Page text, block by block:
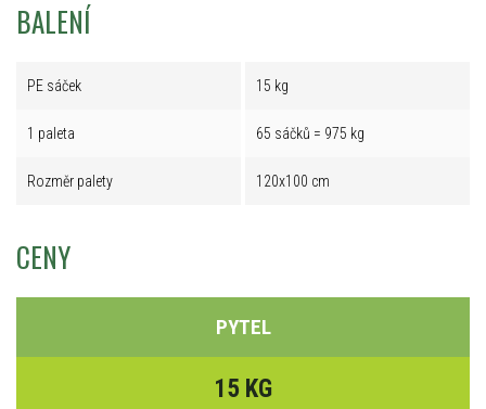
BALENÍ
PE sáček 15 kg
1 paleta 65 sáčků = 975 kg
Rozměr palety 120x100 cm
CENY
PYTEL
15 KG